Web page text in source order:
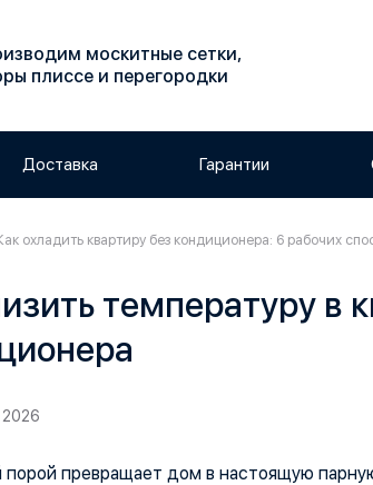
москитные сетки,
плиссе и перегородки
Доставка Гарантии
охладить квартиру без кондиционера: 6 рабочих
температуру в
2026
порой превращает дом в настоящую